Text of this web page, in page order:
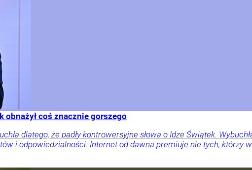
obnażył coś znacznie gorszego
dlatego, że padły kontrowersyjne słowa o Idze Świątek.
i odpowiedzialności. Internet od dawna premiuje nie tych, którzy